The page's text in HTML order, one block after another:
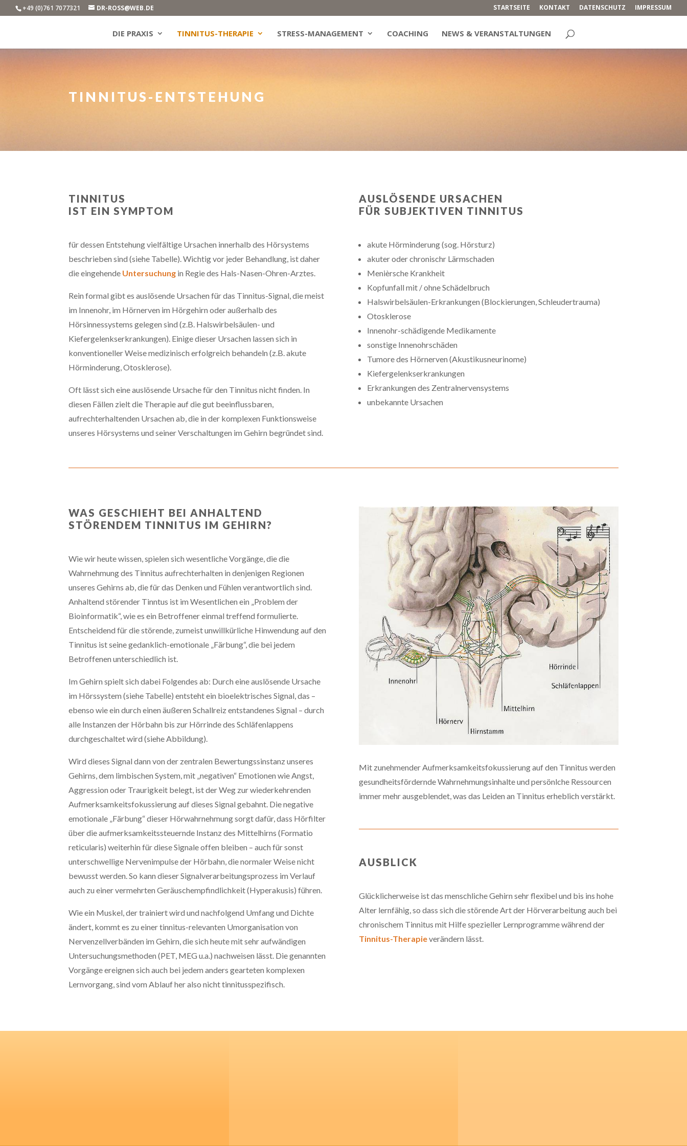
+49 (0)761 7077321 DR-ROSS@WEB.DE STARTSEITE KONTAKT DATENSCHUTZ IMPRESSUM
DIE PRAXIS TINNITUS-THERAPIE STRESS-MANAGEMENT COACHING NEWS & VERANSTALTUNGEN
TINNITUS-ENTSTEHUNG
TINNITUS
IST EIN SYMPTOM
für dessen Entstehung vielfältige Ursachen innerhalb des Hörsystems
beschrieben sind (siehe Tabelle). Wichtig vor jeder Behandlung, ist daher
die eingehende Untersuchung in Regie des Hals-Nasen-Ohren-Arztes.
Rein formal gibt es auslösende Ursachen für das Tinnitus-Signal, die meist
im Innenohr, im Hörnerven im Hörgehirn oder außerhalb des
Hörsinnessystems gelegen sind (z.B. Halswirbelsäulen- und
Kiefergelenkserkrankungen). Einige dieser Ursachen lassen sich in
konventioneller Weise medizinisch erfolgreich behandeln (z.B. akute
Hörminderung, Otosklerose).
Oft lässt sich eine auslösende Ursache für den Tinnitus nicht finden. In
diesen Fällen zielt die Therapie auf die gut beeinflussbaren,
aufrechterhaltenden Ursachen ab, die in der komplexen Funktionsweise
unseres Hörsystems und seiner Verschaltungen im Gehirn begründet sind.
AUSLÖSENDE URSACHEN
FÜR SUBJEKTIVEN TINNITUS
akute Hörminderung (sog. Hörsturz)
akuter oder chronischr Lärmschaden
Menièrsche Krankheit
Kopfunfall mit / ohne Schädelbruch
Halswirbelsäulen-Erkrankungen (Blockierungen, Schleudertrauma)
Otosklerose
Innenohr-schädigende Medikamente
sonstige Innenohrschäden
Tumore des Hörnerven (Akustikusneurinome)
Kiefergelenkserkrankungen
Erkrankungen des Zentralnervensystems
unbekannte Ursachen
WAS GESCHIEHT BEI ANHALTEND
STÖRENDEM TINNITUS IM GEHIRN?
Wie wir heute wissen, spielen sich wesentliche Vorgänge, die die
Wahrnehmung des Tinnitus aufrechterhalten in denjenigen Regionen
unseres Gehirns ab, die für das Denken und Fühlen verantwortlich sind.
Anhaltend störender Tinntus ist im Wesentlichen ein „Problem der
Bioinformatik“, wie es ein Betroffener einmal treffend formulierte.
Entscheidend für die störende, zumeist unwillkürliche Hinwendung auf den
Tinnitus ist seine gedanklich-emotionale „Färbung“, die bei jedem
Betroffenen unterschiedlich ist.
Im Gehirn spielt sich dabei Folgendes ab: Durch eine auslösende Ursache
im Hörssystem (siehe Tabelle) entsteht ein bioelektrisches Signal, das –
ebenso wie ein durch einen äußeren Schallreiz entstandenes Signal – durch
alle Instanzen der Hörbahn bis zur Hörrinde des Schläfenlappens
durchgeschaltet wird (siehe Abbildung).
Wird dieses Signal dann von der zentralen Bewertungssinstanz unseres
Gehirns, dem limbischen System, mit „negativen“ Emotionen wie Angst,
Aggression oder Traurigkeit belegt, ist der Weg zur wiederkehrenden
Aufmerksamkeitsfokussierung auf dieses Signal gebahnt. Die negative
emotionale „Färbung“ dieser Hörwahrnehmung sorgt dafür, dass Hörfilter
über die aufmerksamkeitssteuernde Instanz des Mittelhirns (Formatio
reticularis) weiterhin für diese Signale offen bleiben – auch für sonst
unterschwellige Nervenimpulse der Hörbahn, die normaler Weise nicht
bewusst werden. So kann dieser Signalverarbeitungsprozess im Verlauf
auch zu einer vermehrten Geräuschempfindlichkeit (Hyperakusis) führen.
Wie ein Muskel, der trainiert wird und nachfolgend Umfang und Dichte
ändert, kommt es zu einer tinnitus-relevanten Umorganisation von
Nervenzellverbänden im Gehirn, die sich heute mit sehr aufwändigen
Untersuchungsmethoden (PET, MEG u.a.) nachweisen lässt. Die genannten
Vorgänge ereignen sich auch bei jedem anders gearteten komplexen
Lernvorgang, sind vom Ablauf her also nicht tinnitusspezifisch.
Mit zunehmender Aufmerksamkeitsfokussierung auf den Tinnitus werden
gesundheitsfördernde Wahrnehmungsinhalte und persönlche Ressourcen
immer mehr ausgeblendet, was das Leiden an Tinnitus erheblich verstärkt.
AUSBLICK
Glücklicherweise ist das menschliche Gehirn sehr flexibel und bis ins hohe
Alter lernfähig, so dass sich die störende Art der Hörverarbeitung auch bei
chronischem Tinnitus mit Hilfe spezieller Lernprogramme während der
Tinnitus-Therapieverändern lässt.